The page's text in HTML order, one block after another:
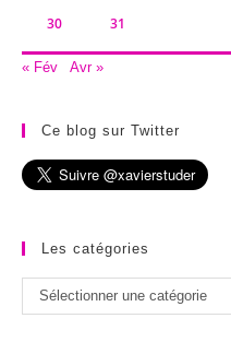
30 31
« Fév Avr »
Ce blog sur Twitter
Les catégories
Les
catégories
Sélectionner une catégorie